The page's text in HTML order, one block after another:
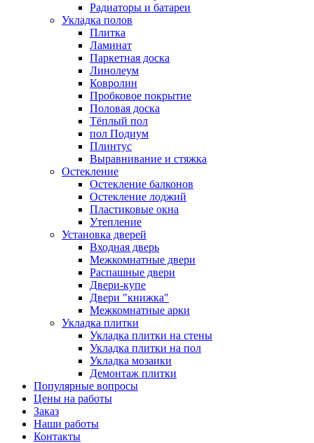
Радиаторы и батареи
Укладка полов
Плитка
Ламинат
Паркетная доска
Линолеум
Ковролин
Пробковое покрытие
Половая доска
Тёплый пол
пол Подиум
Плинтус
Выравнивание и стяжка
Остекление
Остекление балконов
Остекление лоджий
Пластиковые окна
Утепление
Установка дверей
Входная дверь
Межкомнатные двери
Распашные двери
Двери-купе
Двери "книжка"
Межкомнатные арки
Укладка плитки
Укладка плитки на стены
Укладка плитки на пол
Укладка мозаики
Демонтаж плитки
Популярные вопросы
Цены на работы
Заказ
Наши работы
Контакты